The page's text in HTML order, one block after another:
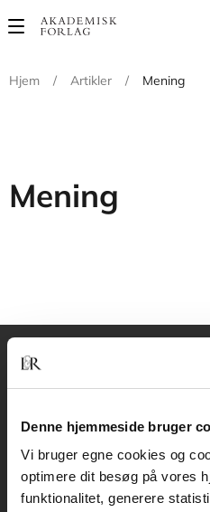
Denne hjemmeside bruger
Vi bruger egne cookies og
optimere dit besøg på vores
funktionalitet, generere
Main
Hjem
/ Artikler / Mening
Mening
Akademisk Forlag
1120 København K
CVR 76351910